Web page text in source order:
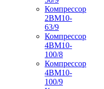
Компрессор
2ВМ10-
63/9
Компрессор
4ВМ10-
100/8
Компрессор
4ВМ10-
100/9